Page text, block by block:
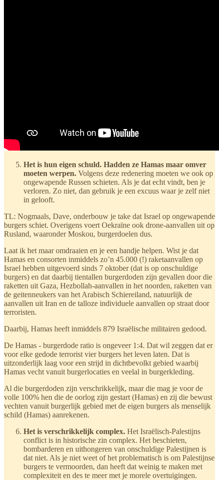
Het is hun eigen schuld. Hadden ze Hamas maar omver
moeten werpen. Volgens deze redenering moeten we ook op
ongewapende Russen schieten. Als je dat echt vindt, ben je
verloren. Zo niet, dan gebruik je een excuus waar je zelf niet
in gelooft.
TL: Nogmaals, Dave, onderbouw je take dat Israel op ongewapende
burgers schiet. Overigens voert Oekraïne ook drone-aanvallen uit op
Rusland, waaronder Moskou, burgerdoelen dus.
Laat ik het maar omdraaien en je een handje helpen. Wist je dat
Hamas en consorten inmiddels zo’n 45.000 (!) raketaanvallen op
Israel hebben uitgevoerd sinds 7 oktober (dat is op onschuldige
burgers) en dat daarbij tientallen burgerdoden zijn gevallen door die
raketten uit Gaza, Hezbollah-aanvallen in het noorden, raketten van
de geitenneukers van het Arabisch Schiereiland, natuurlijk de
aanvallen uit Iran en de talloze individuele aanvallen op straat door
terroristen.
Daarbij, Hamas heeft inmiddels 879 Israëlische militairen gedood.
De Hamas - burgerdode ratio is ongeveer 1:4. Dat wil zeggen dat er
voor elke gedode terrorist vier burgers het leven laten. Dat is
uitzonderlijk laag voor een strijd in dichtbevolkt gebied waarbij
Hamas vecht vanuit burgerlocaties en veelal in burgerkleding.
Al die burgerdoden zijn verschrikkelijk, maar die mag je voor de
volle 100% hen die de oorlog zijn gestart (Hamas) en zij die bewust
vechten vanuit burgerlijk gebied met de eigen burgers als menselijk
schild (Hamas) aanrekenen.
Het is verschrikkelijk complex. Het Israëlisch-Palestijns
conflict is in historische zin complex. Het beschieten,
bombarderen en uithongeren van onschuldige Palestijnen is
dat niet. Als je niet weet of het problematisch is om Palestijnse
burgers te vermoorden, dan heeft dat weinig te maken met
complexiteit en des te meer met je morele overtuigingen.